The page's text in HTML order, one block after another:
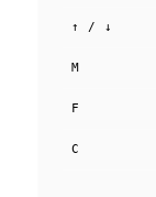
↑ / ↓
M
F
C